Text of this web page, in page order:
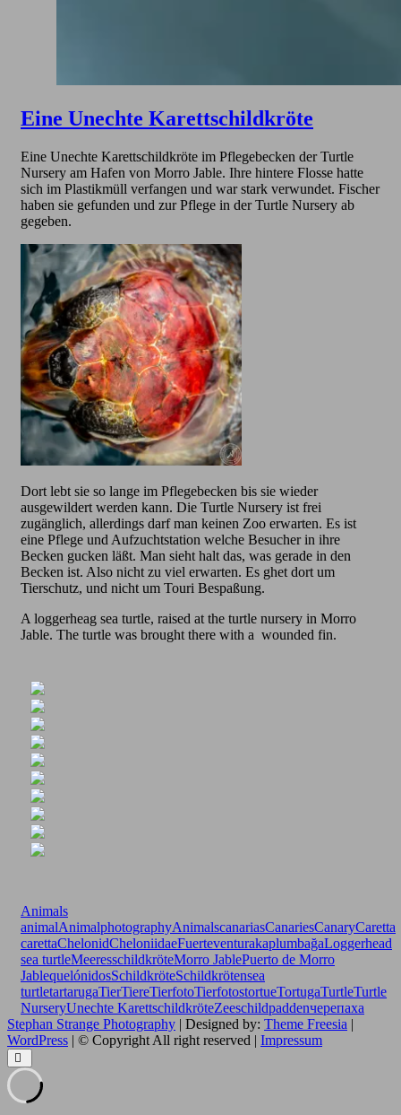
Eine Unechte Karettschildkröte
Eine Unechte Karettschildkröte im Pflegebecken der Turtle
Nursery am Hafen von Morro Jable. Ihre hintere Flosse hatte
sich im Plastikmüll verfangen und war stark verwundet. Fischer
haben sie gefunden und zur Pflege in der Turtle Nursery ab
gegeben.
Dort lebt sie so lange im Pflegebecken bis sie wieder
ausgewildert werden kann. Die Turtle Nursery ist frei
zugänglich, allerdings darf man keinen Zoo erwarten. Es ist
eine Pflege und Aufzuchtstation welche Besucher in ihre
Becken gucken läßt. Man sieht halt das, was gerade in den
Becken ist. Also nicht zu viel erwarten. Es ghet dort um
Tierschutz, und nicht um Touri Bespaßung.
A loggerheag sea turtle, raised at the turtle nursery in Morro
Jable. The turtle was brought there with a wounded fin.
Animals
animalAnimalphotographyAnimalscanariasCanariesCanaryCaretta
carettaChelonidCheloniidaeFuerteventurakaplumbağaLoggerhead
sea turtleMeeresschildkröteMorro JablePuerto de Morro
JablequelónidosSchildkröteSchildkrötensea
turtletartarugaTierTiereTierfotoTierfotostortueTortugaTurtleTurtle
NurseryUnechte KarettschildkröteZeeschildpaddenчерепаха
Stephan Strange Photography | Designed by: Theme Freesia |
WordPress | © Copyright All right reserved | Impressum